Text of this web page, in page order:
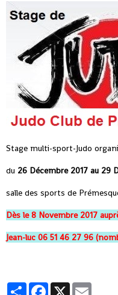
Stage multi-sport-Judo
du 26 Décembre 2017 au 29
salle des sports de
Dès le 8 Novembre 2017
Jean-luc 06 51 46 27 96
PartagerFacebook
X